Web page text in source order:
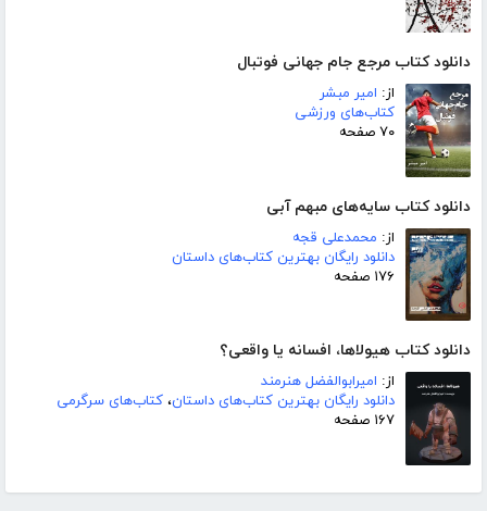
دانلود کتاب مرجع جام جهانی فوتبال
از: امیر مبشر
کتاب‌های ورزشی
۷۰ صفحه
دانلود کتاب سایه‌های مبهم آبی
از: محمدعلی قجه
دانلود رایگان بهترین کتاب‌های داستان
۱۷۶ صفحه
دانلود کتاب هیولاها، افسانه یا واقعی؟
از: امیرابوالفضل هنرمند
دانلود رایگان بهترین کتاب‌های داستان، کتاب‌های سرگرمی
۱۶۷ صفحه